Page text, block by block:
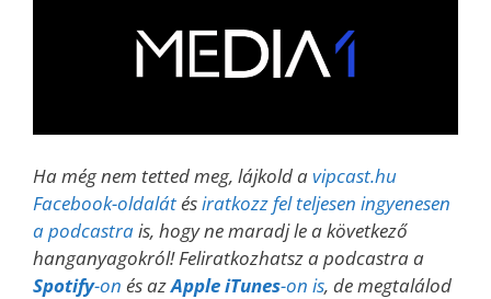
Ha még nem tetted meg, lájkold avipcast.hu
Facebook-oldalátésiratkozz fel teljesen ingyenesen
a podcastrais, hogy ne maradj le a következő
hanganyagokról! Feliratkozhatsz a podcastra a
Spotify-on és azApple iTunes-on is, de megtalálod